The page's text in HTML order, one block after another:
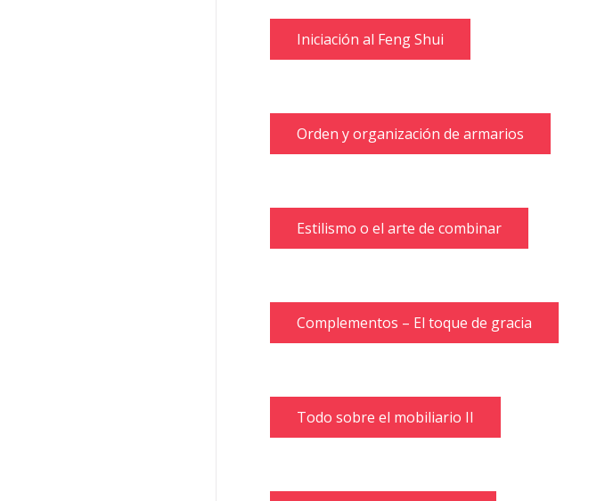
Iniciación al Feng Shui
Orden y organización de armarios
Estilismo o el arte de combinar
Complementos – El toque de gracia
Todo sobre el mobiliario II